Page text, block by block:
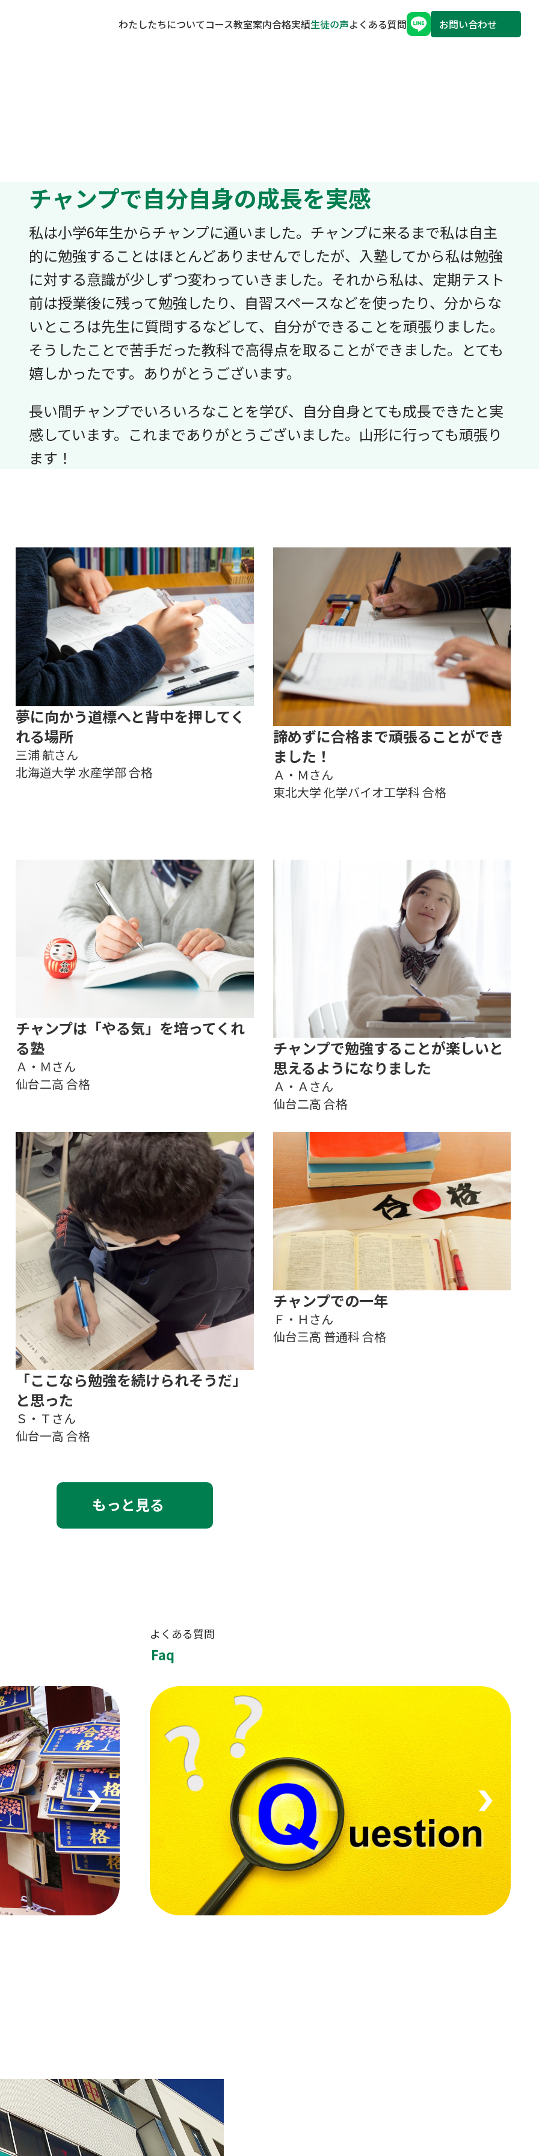
わたしたちについてコース教室案内合格実績生徒の声よくある質問 お問い合わせ
チャンプで自分自身の成長を実感
私は小学6年生からチャンプに通いました。チャンプに来るまで私は自主
的に勉強することはほとんどありませんでしたが、入塾してから私は勉強
に対する意識が少しずつ変わっていきました。それから私は、定期テスト
前は授業後に残って勉強したり、自習スペースなどを使ったり、分からな
いところは先生に質問するなどして、自分ができることを頑張りました。
そうしたことで苦手だった教科で高得点を取ることができました。とても
嬉しかったです。ありがとうございます。
長い間チャンプでいろいろなことを学び、自分自身とても成長できたと実
感しています。これまでありがとうございました。山形に行っても頑張り
ます！
夢に向かう道標へと背中を押してく
れる場所
三浦 航さん
北海道大学 水産学部 合格
諦めずに合格まで頑張ることができ
ました！
Ａ・Ｍさん
東北大学 化学バイオ工学科 合格
チャンプは「やる気」を培ってくれ
る塾
Ａ・Ｍさん
仙台二高 合格
チャンプで勉強することが楽しいと
思えるようになりました
Ａ・Ａさん
仙台二高 合格
「ここなら勉強を続けられそうだ」
と思った
Ｓ・Ｔさん
仙台一高 合格
チャンプでの一年
Ｆ・Ｈさん
仙台三高 普通科 合格
もっと見る
よくある質問
Faq